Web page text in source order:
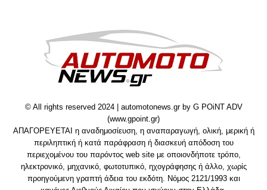
© All rights reserved 2024 | automotonews.gr by G POiNT ADV
(www.gpoint.gr)
ΑΠΑΓΟΡΕΥΕΤΑΙ η αναδημοσίευση, η αναπαραγωγή, ολική, μερική ή
περιληπτική ή κατά παράφραση ή διασκευή απόδοση του
περιεχομένου του παρόντος web site με οποιονδήποτε τρόπο,
ηλεκτρονικό, μηχανικό, φωτοτυπικό, ηχογράφησης ή άλλο, χωρίς
προηγούμενη γραπτή άδεια του εκδότη. Νόμος 2121/1993 και